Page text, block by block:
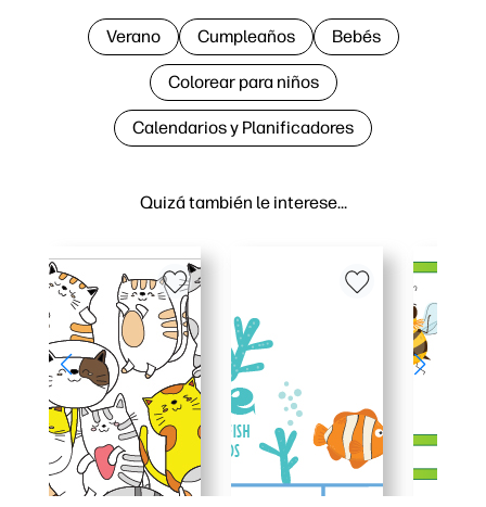
Quizá también le interese…
Verano Cumpleaños Bebés
Colorear para niños
Calendarios y Planificadores